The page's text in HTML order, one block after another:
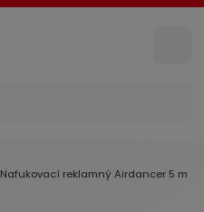
Nafukovací reklamný Airdancer 5 m